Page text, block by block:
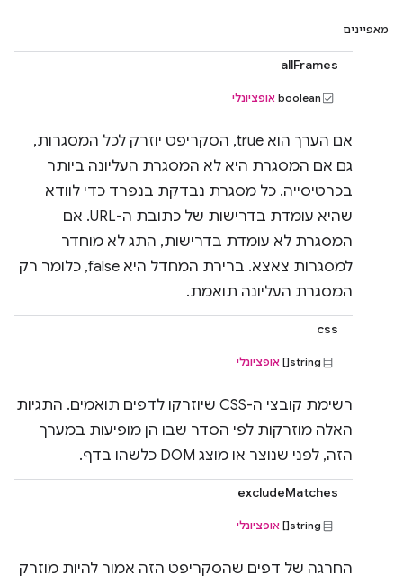
מאפיינים
allFrames
boolean אופציונלי
אם הערך הוא true, הסקריפט יוזרק לכל המסגרות,
גם אם המסגרת היא לא המסגרת העליונה ביותר
בכרטיסייה. כל מסגרת נבדקת בנפרד כדי לוודא
שהיא עומדת בדרישות של כתובת ה-URL. אם
המסגרת לא עומדת בדרישות, התג לא מוחדר
למסגרות צאצא. ברירת המחדל היא false, כלומר רק
המסגרת העליונה תואמת.
css
string[] אופציונלי
רשימת קובצי ה-CSS שיוזרקו לדפים תואמים. התגיות
האלה מוזרקות לפי הסדר שבו הן מופיעות במערך
הזה, לפני שנוצר או מוצג DOM כלשהו בדף.
excludeMatches
string[] אופציונלי
החרגה של דפים שהסקריפט הזה אמור להיות מוזרק